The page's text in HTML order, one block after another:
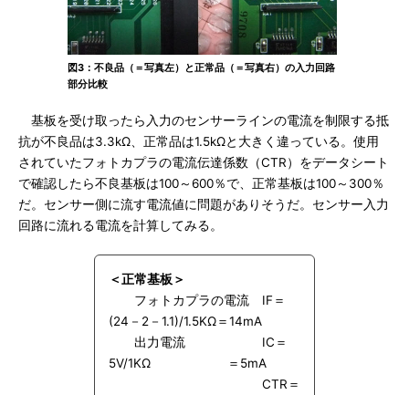
図3：不良品（＝写真左）と正常品（＝写真右）の入力回路
部分比較
基板を受け取ったら入力のセンサーラインの電流を制限する抵
抗が不良品は3.3kΩ、正常品は1.5kΩと大きく違っている。使用
されていたフォトカプラの電流伝達係数（CTR）をデータシート
で確認したら不良基板は100～600％で、正常基板は100～300％
だ。センサー側に流す電流値に問題がありそうだ。センサー入力
回路に流れる電流を計算してみる。
＜正常基板＞
フォトカプラの電流 IF＝
(24－2－1.1)/1.5KΩ＝14mA
出力電流 IC＝
5V/1KΩ ＝5mA
CTR＝